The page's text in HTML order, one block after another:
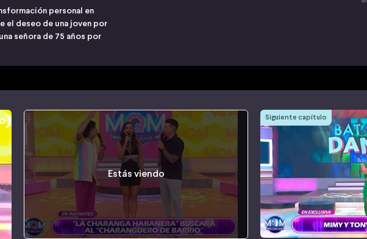
personal en
el deseo de una joven por
señora de 75 años por
Estás viendo
Siguiente capítulo